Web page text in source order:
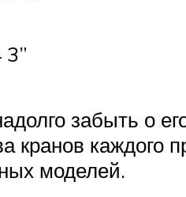
забыть о
кранов каждого
моделей.